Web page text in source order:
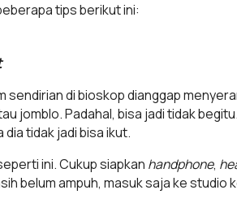
tips berikut ini:
di bioskop dianggap
jomblo. Padahal, bisa jadi tidak
tidak jadi bisa ikut.
ini. Cukup siapkan handphone,
belum ampuh, masuk saja ke studio